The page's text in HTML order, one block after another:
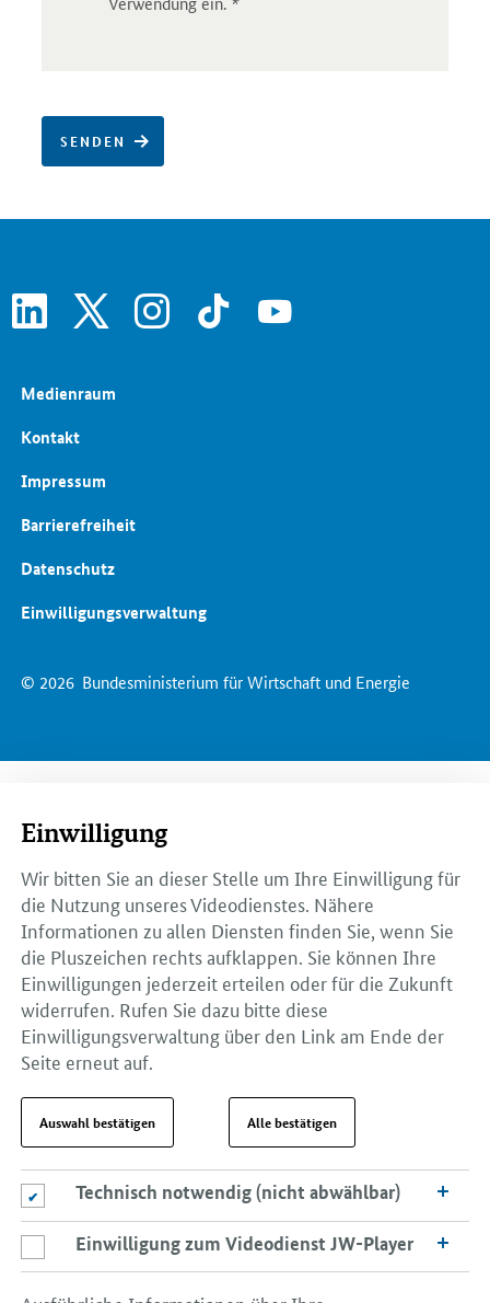
SENDEN
linkedin instagram tiktok youtube
© 2026 Bundesministerium für Wirtschaft und Energie
Medienraum
Kontakt
Impressum
Barrierefreiheit
Datenschutz
Einwilligungsverwaltung
Einwilligung
Wir bitten Sie an dieser Stelle um Ihre Einwilligung für
die Nutzung unseres Videodienstes. Nähere
Informationen zu allen Diensten finden Sie, wenn Sie
die Pluszeichen rechts aufklappen. Sie können Ihre
Einwilligungen jederzeit erteilen oder für die Zukunft
widerrufen. Rufen Sie dazu bitte diese
Einwilligungsverwaltung über den Link am Ende der
Seite erneut auf.
Auswahl bestätigen Alle bestätigen
Technisch notwendig (nicht abwählbar)
Technisch notwendig (nicht abwählbar)
Einwilligung zum Videodienst JW-Player
Einwilligung zum Videodienst JW-Player